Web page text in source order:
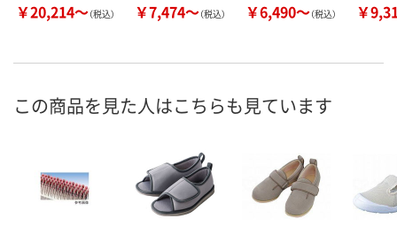
￥20,214～（税込） ￥7,474～（税込） ￥6,490～（税込） ￥
この商品を見た人はこちらも見ています